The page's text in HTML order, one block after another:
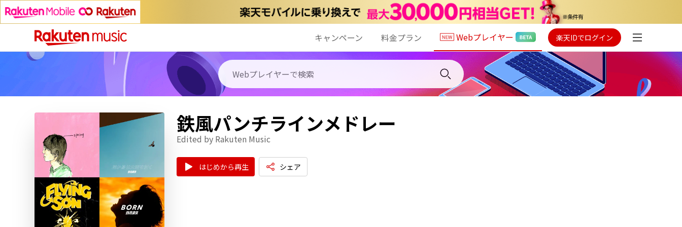
キャンペーン 料金プラン Webプレイヤー 楽天IDでログイン
鉄風パンチラインメドレー
Edited by Rakuten Music
はじめから再生 シェア